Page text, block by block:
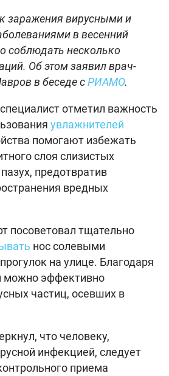
заражения вирусными и
в весенний
соблюдать несколько
Об этом заявил врач-
в беседе сРИАМО.
отметил важность
увлажнителей
помогают избежать
слоя слизистых
предотвратив
вредных
посоветовал тщательно
нос солевыми
на улице. Благодаря
можно эффективно
частиц, осевших в
что человеку,
инфекцией, следует
приема